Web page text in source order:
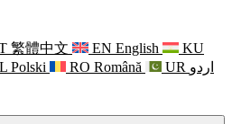
繁體中文 EN English
KU
Polski RO Română UR اردو